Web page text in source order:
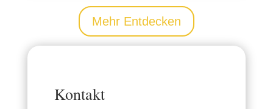
Mehr Entdecken
Kontakt